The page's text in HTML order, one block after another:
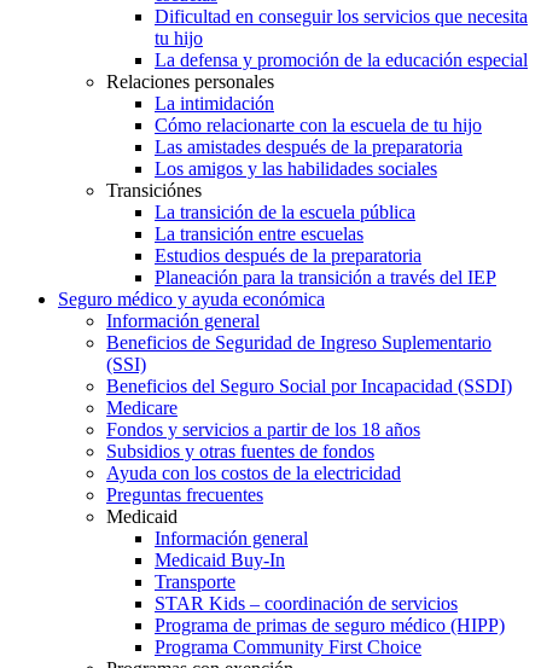
Dificultad en conseguir los servicios que necesita
tu hijo
La defensa y promoción de la educación especial
Relaciones personales
La intimidación
Cómo relacionarte con la escuela de tu hijo
Las amistades después de la preparatoria
Los amigos y las habilidades sociales
Transiciónes
La transición de la escuela pública
La transición entre escuelas
Estudios después de la preparatoria
Planeación para la transición a través del IEP
Seguro médico y ayuda económica
Información general
Beneficios de Seguridad de Ingreso Suplementario
(SSI)
Beneficios del Seguro Social por Incapacidad (SSDI)
Medicare
Fondos y servicios a partir de los 18 años
Subsidios y otras fuentes de fondos
Ayuda con los costos de la electricidad
Preguntas frecuentes
Medicaid
Información general
Medicaid Buy-In
Transporte
STAR Kids – coordinación de servicios
Programa de primas de seguro médico (HIPP)
Programa Community First Choice